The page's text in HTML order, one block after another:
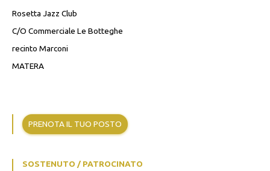
Rosetta Jazz Club
C/O Commerciale Le Botteghe
recinto Marconi
MATERA
PRENOTA IL TUO POSTO
SOSTENUTO / PATROCINATO